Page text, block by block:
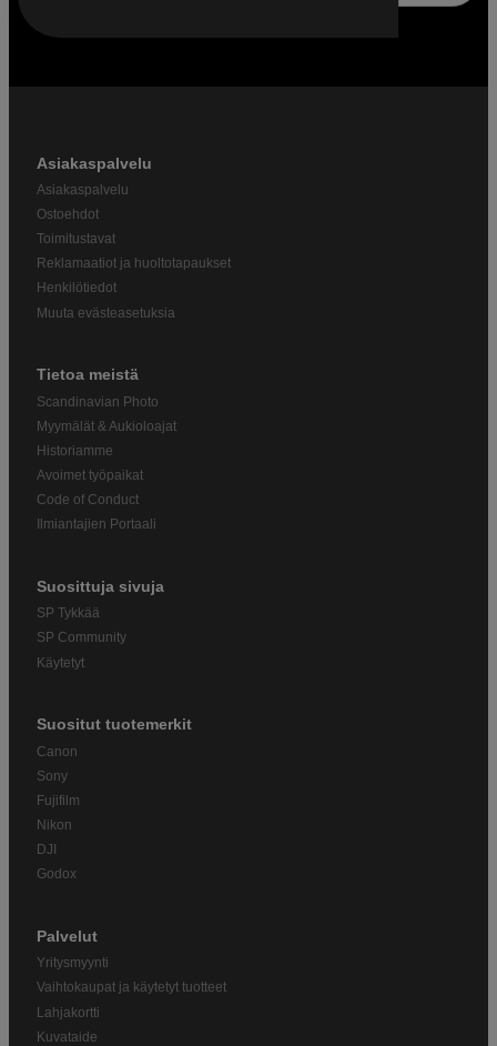
Asiakaspalvelu
Asiakaspalvelu
Ostoehdot
Toimitustavat
Reklamaatiot ja huoltotapaukset
Henkilötiedot
Muuta evästeasetuksia
Tietoa meistä
Scandinavian Photo
Myymälät & Aukioloajat
Historiamme
Avoimet työpaikat
Code of Conduct
Ilmiantajien Portaali
Suosittuja sivuja
SP Tykkää
SP Community
Käytetyt
Suositut tuotemerkit
Canon
Sony
Fujifilm
Nikon
DJI
Godox
Palvelut
Yritysmyynti
Vaihtokaupat ja käytetyt tuotteet
Lahjakortti
Kuvataide